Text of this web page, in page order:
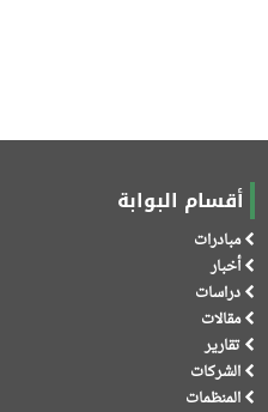
أقسام البوابة
مبادرات
أخبار
دراسات
مقالات
تقارير
الشركات
المنظمات